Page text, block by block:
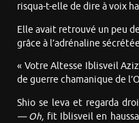
risqua-t-elle de dire à voix
Elle avait retrouvé un peu
grâce à l’adrénaline
« Votre Altesse Iblisveil
de guerre chamanique de
Shio se leva et regarda
— Oh, fit Iblisveil en